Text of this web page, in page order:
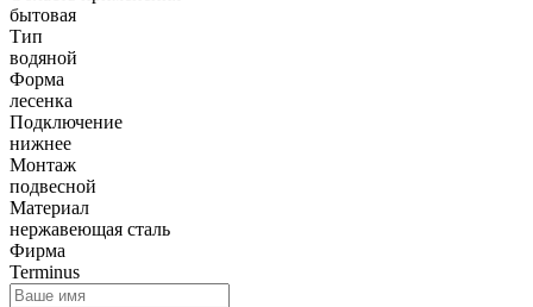
бытовая
Тип
водяной
Форма
лесенка
Подключение
нижнее
Монтаж
подвесной
Материал
нержавеющая сталь
Фирма
Terminus